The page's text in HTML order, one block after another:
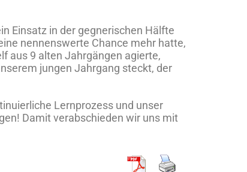
Einsatz in der gegnerischen Hälfte
nennenswerte Chance mehr hatte,
aus 9 alten Jahrgängen agierte,
jungen Jahrgang steckt, der
Lernprozess und unser
Damit verabschieden wir uns mit